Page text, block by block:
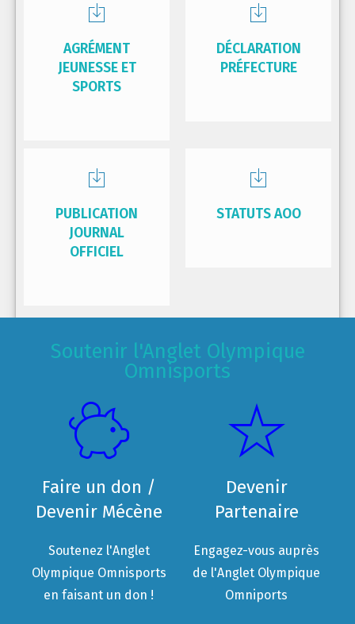
AGRÉMENT
JEUNESSE ET
SPORTS
DÉCLARATION
PRÉFECTURE
PUBLICATION
JOURNAL
OFFICIEL
STATUTS AOO
Soutenir l'Anglet Olympique
Omnisports
Faire un don /
Devenir Mécène
Soutenez l'Anglet
Olympique Omnisports
en faisant un don !
Devenir
Partenaire
Engagez-vous auprès
de l'Anglet Olympique
Omniports